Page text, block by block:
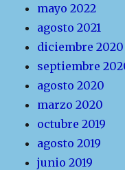
mayo 2022
agosto 2021
diciembre 2020
septiembre
agosto 2020
marzo 2020
octubre 2019
agosto 2019
junio 2019